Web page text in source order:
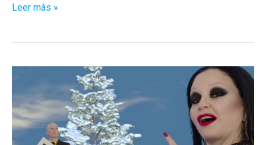
Por
leer
«Cicatriz»
Leer más »